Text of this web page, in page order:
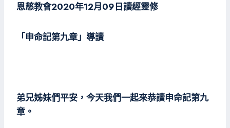
恩慈教會2020年12月09日讀經靈修
「申命記第九章」導讀
弟兄姊妹們平安，今天我們一起來恭讀申命記第九
章。